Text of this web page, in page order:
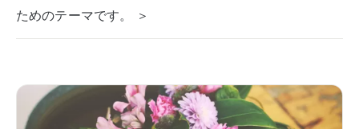
ためのテーマです。 ＞